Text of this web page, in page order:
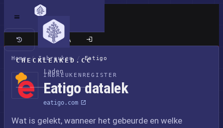
CHECKLEAKED.CC
Laden
Klassieke site
Home / Inbreuken / Eatigo
INBREUKENREGISTER
Eatigo datalek
eatigo.com
Wat is gelekt, wanneer het gebeurde en welke